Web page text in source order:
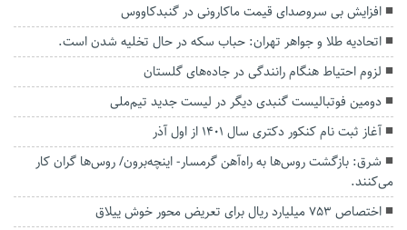
افزایش بی سروصدای قیمت ماکارونی در گنبدکاووس
اتحادیه طلا و جواهر تهران: حباب سکه در حال تخلیه شدن است.
لزوم احتیاط هنگام رانندگی در جاده‌های گلستان
دومین فوتبالیست گنبدی دیگر در لیست جدید تیم‌ملی
آغاز ثبت ‌نام کنکور دکتری سال ۱۴۰۱ از اول آذر
شرق: بازگشت روس‌ها به راه‌آهن گرمسار- اینچه‌برون/ روس‌ها گران کار
می‌کنند.
اختصاص ۷۵۳ میلیارد ریال برای تعریض محور خوش ییلاق